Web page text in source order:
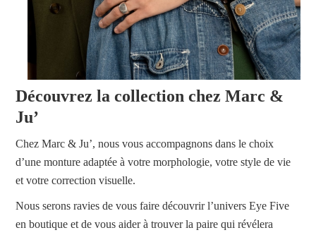
Découvrez la collection chez Marc &
Ju’
Chez Marc & Ju’, nous vous accompagnons dans le choix
d’une monture adaptée à votre morphologie, votre style de vie
et votre correction visuelle.
Nous serons ravies de vous faire découvrir l’univers Eye Five
en boutique et de vous aider à trouver la paire qui révélera